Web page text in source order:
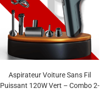
Aspirateur Voiture Sans Fil
Puissant 120W Vert – Combo 2-